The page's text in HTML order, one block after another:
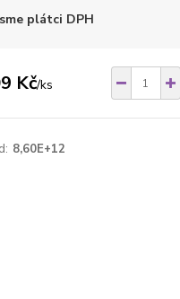
plátci DPH
Kč/ks
8,60E+12